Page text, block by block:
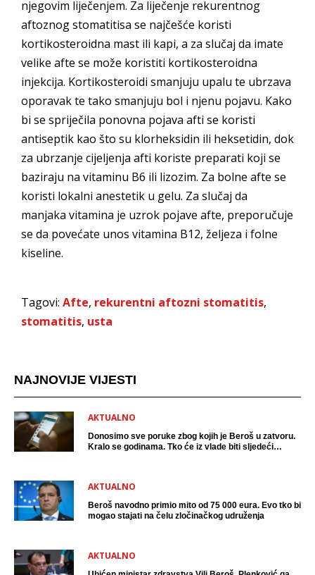
njegovim liječenjem. Za liječenje rekurentnog
aftoznog stomatitisa se najčešće koristi
kortikosteroidna mast ili kapi, a za slučaj da imate
velike afte se može koristiti kortikosteroidna
injekcija. Kortikosteroidi smanjuju upalu te ubrzava
oporavak te tako smanjuju bol i njenu pojavu. Kako
bi se spriječila ponovna pojava afti se koristi
antiseptik kao što su klorheksidin ili heksetidin, dok
za ubrzanje cijeljenja afti koriste preparati koji se
baziraju na vitaminu B6 ili lizozim. Za bolne afte se
koristi lokalni anestetik u gelu. Za slučaj da
manjaka vitamina je uzrok pojave afte, preporučuje
se da povećate unos vitamina B12, željeza i folne
kiseline.
Tagovi: Afte, rekurentni aftozni stomatitis,
stomatitis, usta
NAJNOVIJE VIJESTI
AKTUALNO
Donosimo sve poruke zbog kojih je Beroš u zatvoru.
Kralo se godinama. Tko će iz vlade biti sljedeći
AKTUALNO
Beroš navodno primio mito od 75 000 eura. Evo tko bi
mogao stajati na čelu zločinačkog udruženja
AKTUALNO